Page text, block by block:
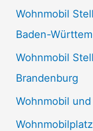
Wohnmobil
Baden-
Wohnmobil
Brandenburg
Wohnmobil